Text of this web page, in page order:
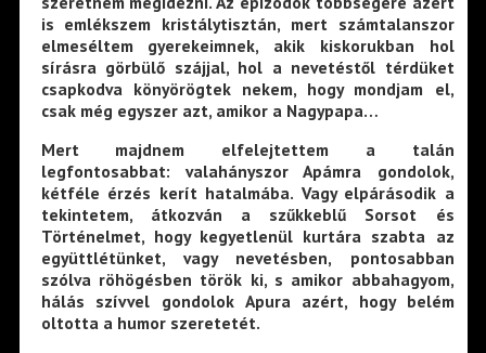
is emlékszem kristálytisztán, mert számtalanszor
elmeséltem gyerekeimnek, akik kiskorukban hol
sírásra görbülő szájjal, hol a nevetéstől térdüket
csapkodva könyörögtek nekem, hogy mondjam el,
csak még egyszer azt, amikor a Nagypapa…
Mert majdnem elfelejtettem a talán
legfontosabbat: valahányszor Apámra gondolok,
kétféle érzés kerít hatalmába. Vagy elpárásodik a
tekintetem, átkozván a szűkkeblű Sorsot és
Történelmet, hogy kegyetlenül kurtára szabta az
együttlétünket, vagy nevetésben, pontosabban
szólva röhögésben török ki, s amikor abbahagyom,
hálás szívvel gondolok Apura azért, hogy belém
oltotta a humor szeretetét.